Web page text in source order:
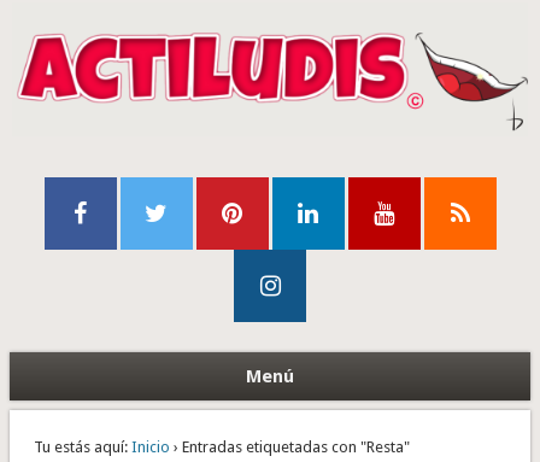
Menú
Tu estás aquí: Inicio › Entradas etiquetadas con "Resta"